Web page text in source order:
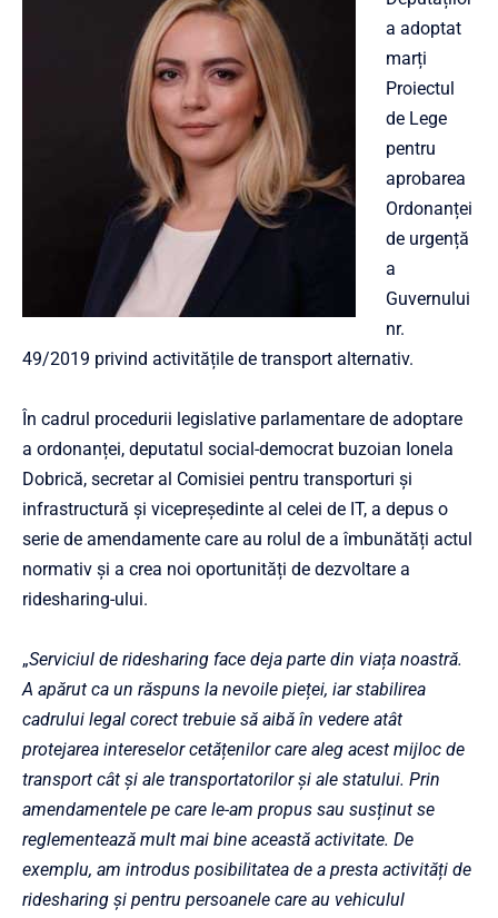
a adoptat
marți
Proiectul
de Lege
pentru
aprobarea
Ordonanței
de urgență
a
Guvernului
nr.
49/2019 privind activitățile de transport alternativ.
În cadrul procedurii legislative parlamentare de adoptare
a ordonanței, deputatul social-democrat buzoian Ionela
Dobrică, secretar al Comisiei pentru transporturi și
infrastructură și vicepreședinte al celei de IT, a depus o
serie de amendamente care au rolul de a îmbunătăți actul
normativ și a crea noi oportunități de dezvoltare a
ridesharing-ului.
„Serviciul de ridesharing face deja parte din viața noastră.
A apărut ca un răspuns la nevoile pieței, iar stabilirea
cadrului legal corect trebuie să aibă în vedere atât
protejarea intereselor cetățenilor care aleg acest mijloc de
transport cât și ale transportatorilor și ale statului. Prin
amendamentele pe care le-am propus sau susținut se
reglementează mult mai bine această activitate. De
exemplu, am introdus posibilitatea de a presta activități de
ridesharing și pentru persoanele care au vehiculul